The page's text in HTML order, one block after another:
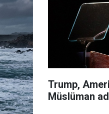
Trump,
Müslüman